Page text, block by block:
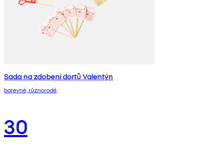
Sada na zdobení dortů Valentýn
barevné, různorodé
30